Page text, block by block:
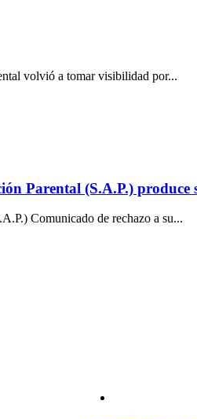
volvió a tomar visibilidad por...
Parental (S.A.P.) produce
Comunicado de rechazo a su...